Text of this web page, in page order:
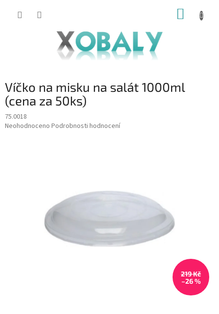
KOŠÍK
Víčko na misku na salát 1000ml
(cena za 50ks)
75.0018
Průměrné
Neohodnoceno Podrobnosti hodnocení
219 Kč
–26 %